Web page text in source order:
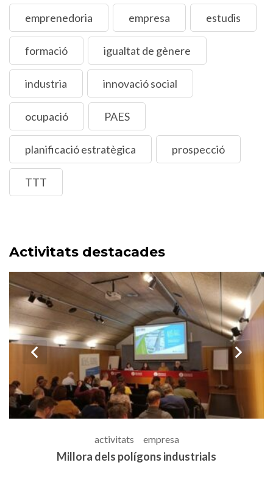
emprenedoria empresa estudis
formació igualtat de gènere
industria innovació social
ocupació PAES
planificació estratègica prospecció
TTT
Activitats destacades
activitats empresa
Coordinació del programa CLSE
prev